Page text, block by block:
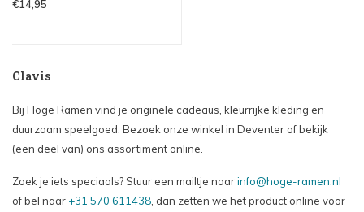
€14,95
Clavis
Bij Hoge Ramen vind je originele cadeaus, kleurrijke kleding en
duurzaam speelgoed. Bezoek onze winkel in Deventer of bekijk
(een deel van) ons assortiment online.
Zoek je iets speciaals? Stuur een mailtje naarinfo@hoge-ramen.nl
of bel naar +31 570 611438 , dan zetten we het product online voor